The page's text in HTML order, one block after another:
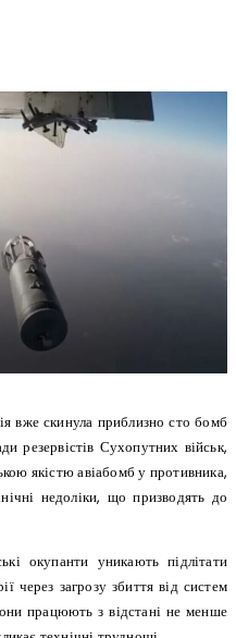
вже скинула приблизно сто бомб
резервістів Сухопутних військ,
якістю авіабомб у противника,
недоліки, що призводять до
окупанти уникають підлітати
через загрозу збиття від систем
працюють з відстані не менше